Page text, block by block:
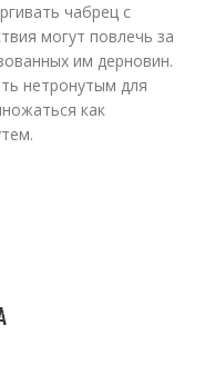
чабрец с
могут повлечь за
им дерновин.
нетронутым для
как